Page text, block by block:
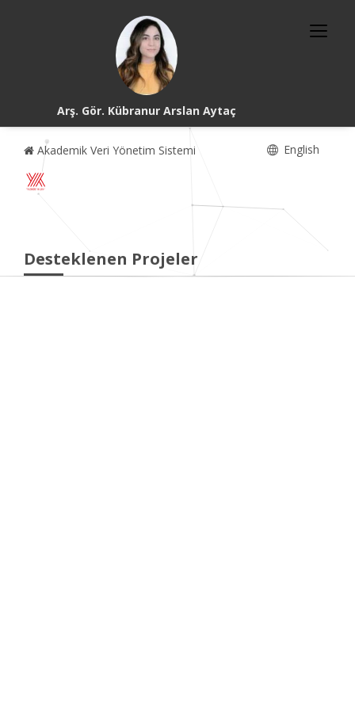
Arş. Gör. Kübranur Arslan Aytaç
Akademik Veri Yönetim Sistemi English
Desteklenen Projeler